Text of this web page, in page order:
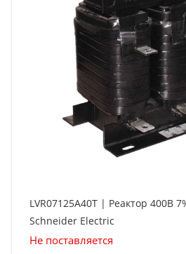
LVR07125A40T | Реактор 400В
Schneider Electric
Не поставляется